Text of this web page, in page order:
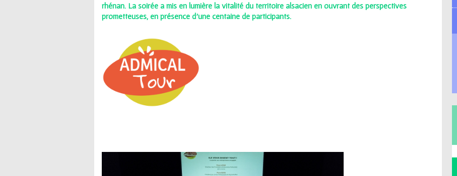
rhénan. La soirée a mis en lumière la vitalité du territoire alsacien en ouvrant des perspectives
prometteuses, en présence d'une centaine de participants.